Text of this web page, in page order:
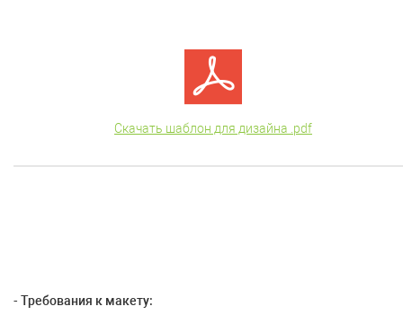
Скачать шаблон для дизайна .pdf
- Требования к макету: